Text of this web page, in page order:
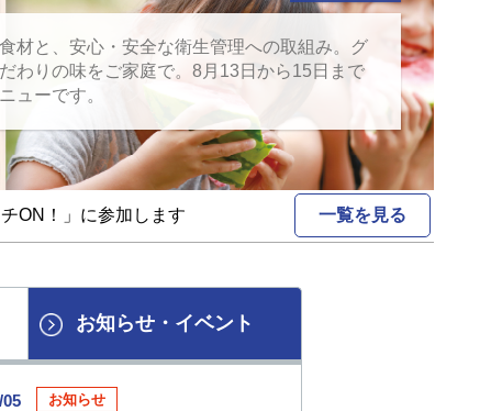
材と、安心・安全な衛生管理への取組み。グ
わりの味をご家庭で。8月13日から15日まで
ューです。
ON！」に参加します 2026/06/21 【追記あり
一覧を見る
お知らせ ・ イベント
05 お知らせ